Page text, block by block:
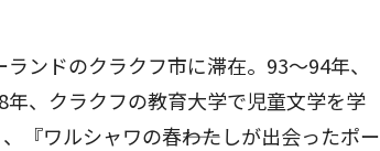
ンドのクラクフ市に滞在。93～94年、
、クラクフの教育大学で児童文学を学
ワルシャワの春――わたしが出会ったポー